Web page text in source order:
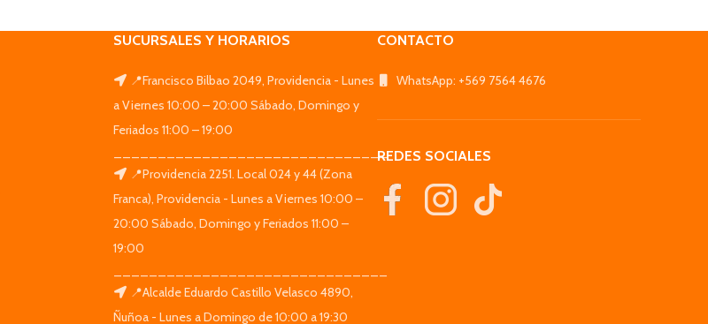
SUCURSALES Y HORARIOS
📍Francisco Bilbao 2049, Providencia - Lunes
a Viernes 10:00 – 20:00 Sábado, Domingo y
Feriados 11:00 – 19:00
_______________________________
📍Providencia 2251. Local 024 y 44 (Zona
Franca), Providencia - Lunes a Viernes 10:00 –
20:00 Sábado, Domingo y Feriados 11:00 –
19:00
📍Alcalde Eduardo Castillo Velasco 4890,
Ñuñoa - Lunes a Domingo de 10:00 a 19:30
CONTACTO
WhatsApp: +569 7564 4676
REDES SOCIALES